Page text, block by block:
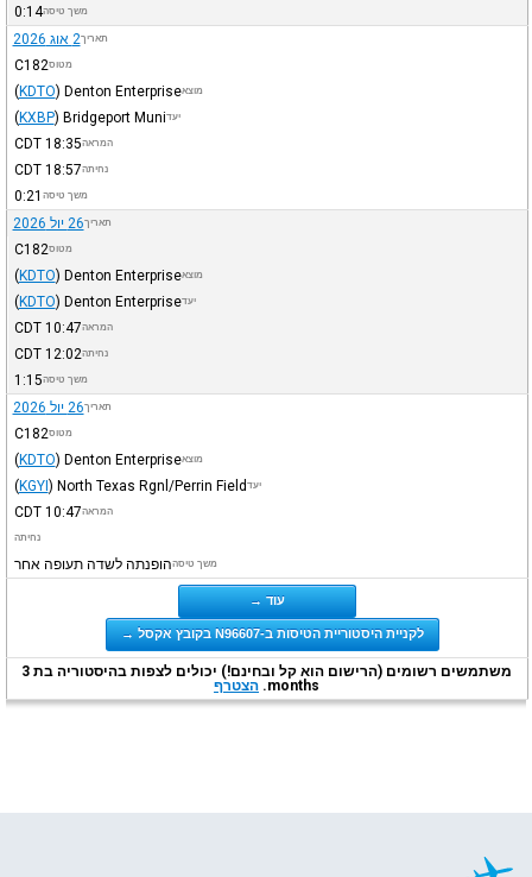
משך טיסה0:14
תאריך2 אוג 2026
מטוסC182
מוצאDenton Enterprise
(KDTO)
יעדBridgeport Muni
(KXBP)
המראה18:35
CDT
נחיתה18:57
CDT
משך טיסה 0:21
תאריך26 יול 2026
מטוסC182
מוצאDenton Enterprise
(KDTO)
יעדDenton Enterprise
(KDTO)
המראה10:47
CDT
נחיתה12:02
CDT
משך טיסה1:15
תאריך26 יול 2026
מטוסC182
מוצאDenton Enterprise
(KDTO)
יעד North Texas Rgnl/Perrin Field
(KGYI )
המראה10:47
CDT
נחיתה
משך טיסההופנתה לשדה תעופה אחר
עוד →
לקניית היסטוריית הטיסות ב-N96607 בקובץ אקסל →
משתמשים רשומים (הרישום הוא קל ובחינם!) יכולים לצפות בהיסטוריה בת 3
months. הצטרף